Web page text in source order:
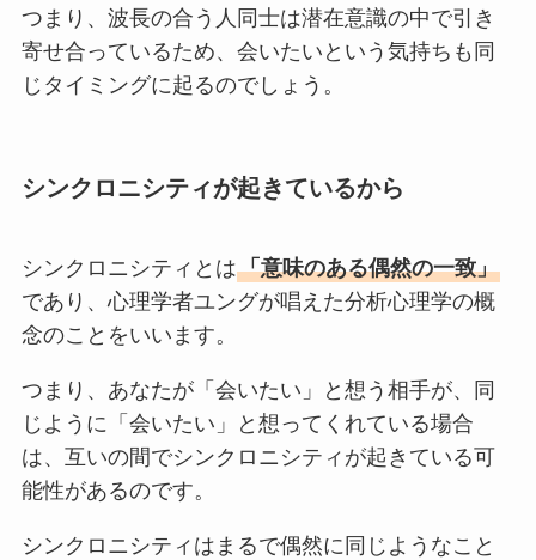
つまり、波長の合う人同士は潜在意識の中で引き
寄せ合っているため、会いたいという気持ちも同
じタイミングに起るのでしょう。
シンクロニシティが起きているから
シンクロニシティとは「意味のある偶然の一致」
であり、心理学者ユングが唱えた分析心理学の概
念のことをいいます。
つまり、あなたが「会いたい」と想う相手が、同
じように「会いたい」と想ってくれている場合
は、互いの間でシンクロニシティが起きている可
能性があるのです。
シンクロニシティはまるで偶然に同じようなこと